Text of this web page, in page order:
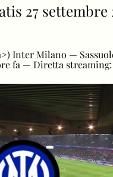
27 settembre
Inter Milano —
fa — Diretta